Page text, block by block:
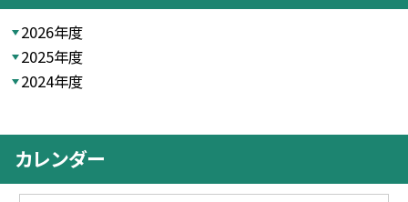
2026年度
2025年度
2024年度
カレンダー